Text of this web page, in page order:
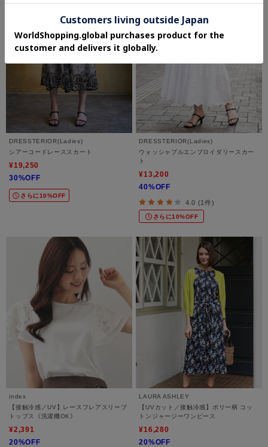
DRESSTERIOR(Ladies)
シアーコードレーススカート
¥19,250
30%OFF
さらに10%OFF
DRESSTERIOR(Ladies)
ウォッシャブルエンブロイダリースカー
ト
¥13,200
40%OFF
4.0 (1件)
さらに10%OFF
index
【接触冷感／UV】レースフレアスリーブ
トップス《洗濯機OK》
¥2,391
20%OFF
LAURA ASHLEY
【UVカット／接触冷感】ポリー柄 コッ
トンジャージーワンピース
¥16,280
20%OFF